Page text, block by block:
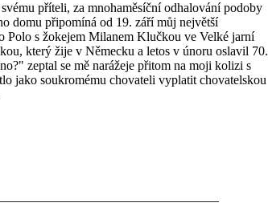
příteli, za mnohaměsíční odhalování podoby
domu připomíná od 19. září můj největší
Polo s žokejem Milanem Klučkou ve Velké jarní
který žije v Německu a letos v únoru oslavil 70.
zeptal se mě narážeje přitom na moji kolizi s
jako soukromému chovateli vyplatit chovatelskou